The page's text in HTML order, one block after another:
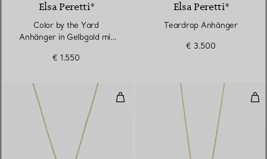
Elsa Peretti®
Color by the Yard
Anhänger in Gelbgold mit
€ 1.550
Elsa Peretti®
Teardrop Anhänger
€ 3.500
Kreuz-Anhänger